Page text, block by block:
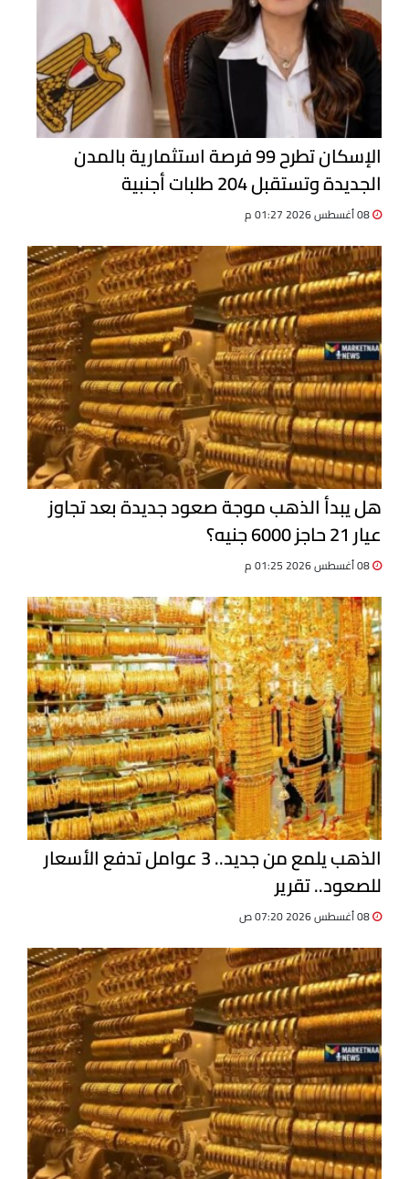
الإسكان تطرح 99 فرصة استثمارية بالمدن
الجديدة وتستقبل 204 طلبات أجنبية
هل يبدأ الذهب موجة صعود جديدة بعد تجاوز
عيار 21 حاجز 6000 جنيه؟
الذهب يلمع من جديد.. 3 عوامل تدفع الأسعار
للصعود.. تقرير